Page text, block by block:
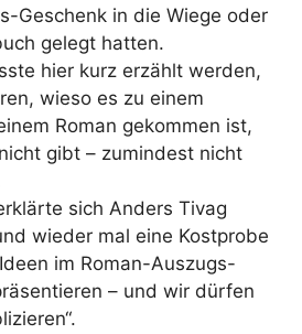
Geschenk in die Wiege oder
gelegt hatten.
hier kurz erzählt werden,
wieso es zu einem
Roman gekommen ist,
gibt – zumindest nicht
sich Anders Tivag
wieder mal eine Kostprobe
im Roman-Auszugs-
– und wir dürfen